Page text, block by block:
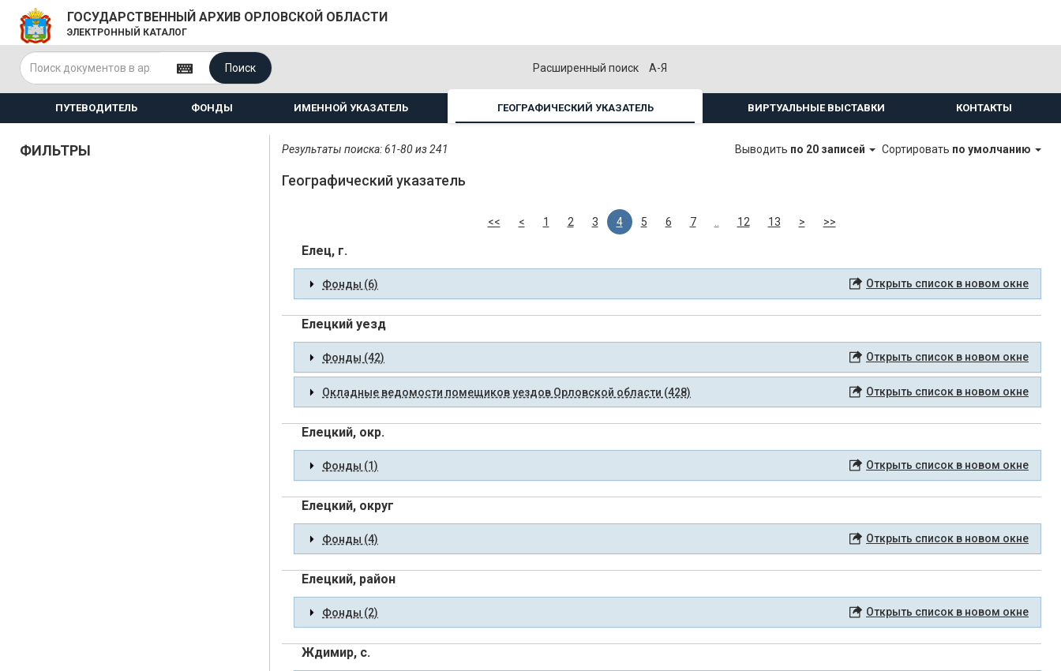
ГОСУДАРСТВЕННЫЙ АРХИВ ОРЛОВСКОЙ ОБЛАСТИ
ЭЛЕКТРОННЫЙ КАТАЛОГ
Поиск Расширенный поиск А-Я
ПУТЕВОДИТЕЛЬ ФОНДЫ ИМЕННОЙ УКАЗАТЕЛЬ ГЕОГРАФИЧЕСКИЙ УКАЗАТЕЛЬ ВИРТУАЛЬНЫЕ ВЫСТАВКИ КОНТАКТЫ
ФИЛЬТРЫ Результаты поиска: 61-80 из 241 Выводить по 20 записей Сортировать по умолчанию
Географический указатель
<< < 1 2 3 4 5 6 7 12 13 > >>
Елец, г.
Фонды (6) Открыть список в новом окне
Елецкий уезд
Фонды (42) Открыть список в новом окне
Окладные ведомости помещиков уездов Орловской области (428) Открыть список в новом окне
Елецкий, окр.
Фонды (1) Открыть список в новом окне
Елецкий, округ
Фонды (4) Открыть список в новом окне
Елецкий, район
Фонды (2) Открыть список в новом окне
Ждимир, с.